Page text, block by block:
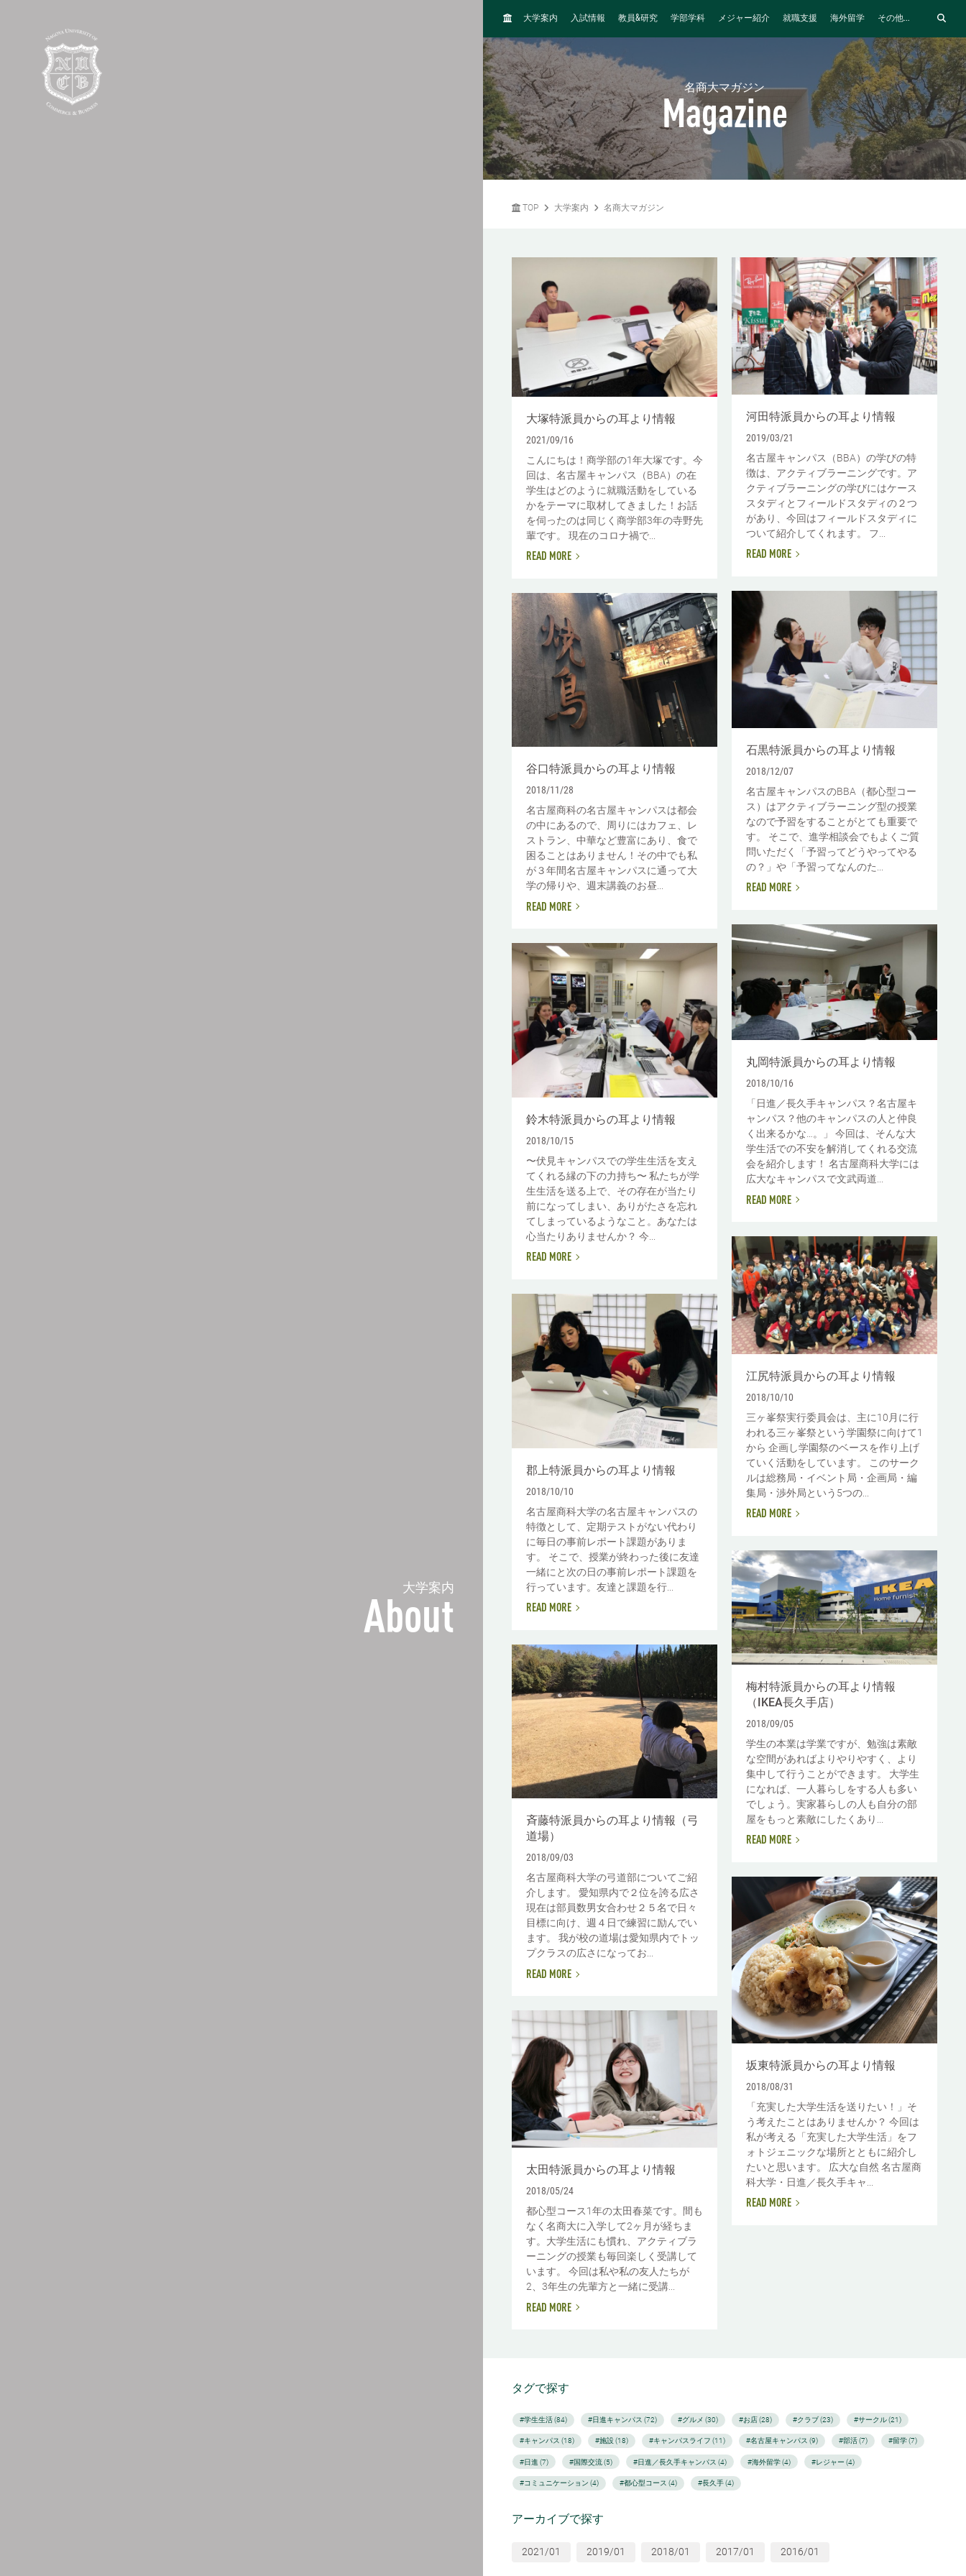
大学案内
About
H
M
E
大学案内 入試情報 教員&研究 学部学科 メジャー紹介 就職支援 海外留学 その他...
名商大マガジン
Magazine
TOP 大学案内 名商大マガジン
大塚特派員からの耳より情報
2021/09/16
こんにちは！商学部の1年大塚です。今
回は、名古屋キャンパス（BBA）の在
学生はどのように就職活動をしている
かをテーマに取材してきました！お話
を伺ったのは同じく商学部3年の寺野先
輩です。 現在のコロナ禍で...
READ MORE
河田特派員からの耳より情報
2019/03/21
名古屋キャンパス（BBA）の学びの特
徴は、アクティブラーニングです。ア
クティブラーニングの学びにはケース
スタディとフィールドスタディの２つ
があり、今回はフィールドスタディに
ついて紹介してくれます。 フ...
READ MORE
石黒特派員からの耳より情報
2018/12/07
名古屋キャンパスのBBA（都心型コー
ス）はアクティブラーニング型の授業
なので予習をすることがとても重要で
す。 そこで、進学相談会でもよくご質
問いただく「予習ってどうやってやる
の？」や「予習ってなんのた...
READ MORE
谷口特派員からの耳より情報
2018/11/28
名古屋商科の名古屋キャンパスは都会
の中にあるので、周りにはカフェ、レ
ストラン、中華など豊富にあり、食で
困ることはありません！その中でも私
が３年間名古屋キャンパスに通って大
学の帰りや、週末講義のお昼...
READ MORE
丸岡特派員からの耳より情報
2018/10/16
「日進／長久手キャンパス？名古屋キ
ャンパス？他のキャンパスの人と仲良
く出来るかな…。」 今回は、そんな大
学生活での不安を解消してくれる交流
会を紹介します！ 名古屋商科大学には
広大なキャンパスで文武両道...
READ MORE
鈴木特派員からの耳より情報
2018/10/15
〜伏見キャンパスでの学生生活を支え
てくれる縁の下の力持ち〜 私たちが学
生生活を送る上で、その存在が当たり
前になってしまい、ありがたさを忘れ
てしまっているようなこと。あなたは
心当たりありませんか？ 今...
READ MORE
江尻特派員からの耳より情報
2018/10/10
三ヶ峯祭実行委員会は、主に10月に行
われる三ヶ峯祭という学園祭に向けて1
から 企画し学園祭のベースを作り上げ
ていく活動をしています。 このサーク
ルは総務局・イベント局・企画局・編
集局・渉外局という5つの...
READ MORE
郡上特派員からの耳より情報
2018/10/10
名古屋商科大学の名古屋キャンパスの
特徴として、定期テストがない代わり
に毎日の事前レポート課題がありま
す。 そこで、授業が終わった後に友達
一緒にと次の日の事前レポート課題を
行っています。友達と課題を行...
READ MORE
梅村特派員からの耳より情報
（IKEA長久手店）
2018/09/05
学生の本業は学業ですが、勉強は素敵
な空間があればよりやりやすく、より
集中して行うことができます。 大学生
になれば、一人暮らしをする人も多い
でしょう。実家暮らしの人も自分の部
屋をもっと素敵にしたくあり...
READ MORE
斉藤特派員からの耳より情報（弓
道場）
2018/09/03
名古屋商科大学の弓道部についてご紹
介します。 愛知県内で２位を誇る広さ
現在は部員数男女合わせ２５名で日々
目標に向け、週４日で練習に励んでい
ます。 我が校の道場は愛知県内でトッ
プクラスの広さになってお...
READ MORE
坂東特派員からの耳より情報
2018/08/31
「充実した大学生活を送りたい！」そ
う考えたことはありませんか？ 今回は
私が考える「充実した大学生活」をフ
ォトジェニックな場所とともに紹介し
たいと思います。 広大な自然 名古屋商
科大学・日進／長久手キャ...
READ MORE
太田特派員からの耳より情報
2018/05/24
都心型コース1年の太田春菜です。間も
なく名商大に入学して2ヶ月が経ちま
す。大学生活にも慣れ、アクティブラ
ーニングの授業も毎回楽しく受講して
います。 今回は私や私の友人たちが
2、3年生の先輩方と一緒に受講...
READ MORE
タグで探す
#学生生活 (84) #日進キャンパス (72) #グルメ (30) #お店 (28) #クラブ (23) #サークル (21)
#キャンパス (18) #施設 (18) #キャンパスライフ (11) #名古屋キャンパス (9) #部活 (7) #留学 (7)
#日進 (7) #国際交流 (5) #日進／長久手キャンパス (4) #海外留学 (4) #レジャー (4)
#コミュニケーション (4) #都心型コース (4) #長久手 (4)
アーカイブで探す
2021/01 2019/01 2018/01 2017/01 2016/01